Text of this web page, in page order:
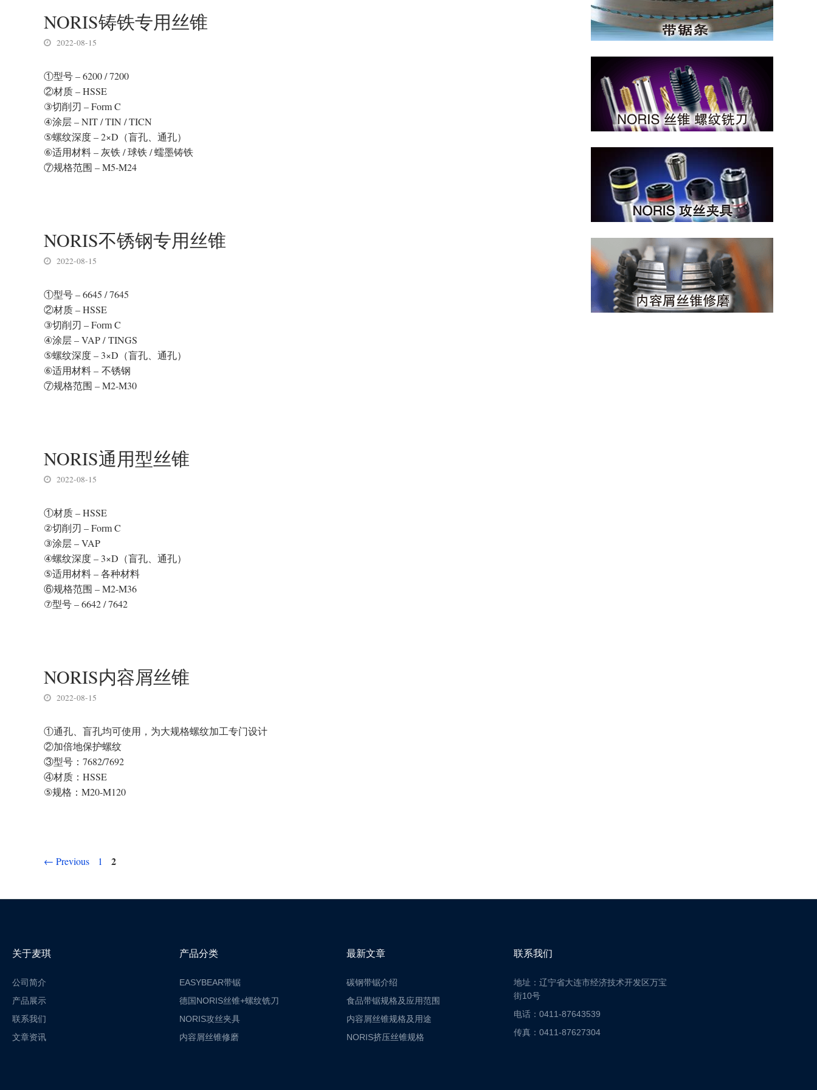
NORIS铸铁专用丝锥
2022-08-15
①型号 – 6200 / 7200
②材质 – HSSE
③切削刃 – Form C
④涂层 – NIT / TIN / TICN
⑤螺纹深度 – 2×D（盲孔、通孔）
⑥适用材料 – 灰铁 / 球铁 / 蠕墨铸铁
⑦规格范围 – M5-M24
NORIS不锈钢专用丝锥
2022-08-15
①型号 – 6645 / 7645
②材质 – HSSE
③切削刃 – Form C
④涂层 – VAP / TINGS
⑤螺纹深度 – 3×D（盲孔、通孔）
⑥适用材料 – 不锈钢
⑦规格范围 – M2-M30
NORIS通用型丝锥
2022-08-15
①材质 – HSSE
②切削刃 – Form C
③涂层 – VAP
④螺纹深度 – 3×D（盲孔、通孔）
⑤适用材料 – 各种材料
⑥规格范围 – M2-M36
⑦型号 – 6642 / 7642
NORIS内容屑丝锥
2022-08-15
①通孔、盲孔均可使用，为大规格螺纹加工专门设计
②加倍地保护螺纹
③型号：7682/7692
④材质：HSSE
⑤规格：M20-M120
← Previous 1 2
关于麦琪
公司简介
产品展示
联系我们
文章资讯
产品分类
EASYBEAR带锯
德国NORIS丝锥+螺纹铣刀
NORIS攻丝夹具
内容屑丝锥修磨
最新文章
碳钢带锯介绍
食品带锯规格及应用范围
内容屑丝锥规格及用途
NORIS挤压丝锥规格
联系我们
地址：辽宁省大连市经济技术开发区万宝
街10号
电话：0411-87643539
传真：0411-87627304